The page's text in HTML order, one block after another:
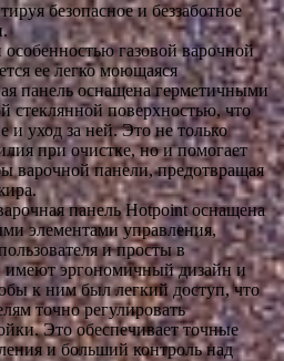
безопасное и беззаботное
газовой варочной
ее легко моющаяся
панель оснащена герметичными
стеклянной поверхностью, что
и уход за ней. Это не только
при очистке, но и помогает
варочной панели, предотвращая
панель Hotpoint оснащена
элементами управления,
и просты в
имеют эргономичный дизайн и
к ним был легкий доступ, что
точно регулировать
Это обеспечивает точные
и больший контроль над